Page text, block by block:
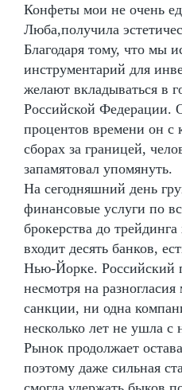
Конфеты мои не очень
Люба,получила
Благодаря тому, что мы
инструментарий для
желают вкладываться в
Российской Федерации.
процентов времени он с
сборах за границей,
запамятовал упомянуть.
На сегодняшний день
финансовые услуги по
брокерства до
входит десять банков,
Нью-Йорке. Российский
несмотря на
санкции, ни одна
несколько лет не ушла с
Рынок продолжает
поэтому даже сильная